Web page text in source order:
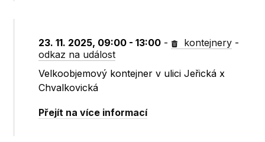
23. 11. 2025, 09:00 - 13:00 - kontejnery -
odkaz na událost
Velkoobjemový kontejner v ulici Jeřická x
Chvalkovická
Přejít na více informací